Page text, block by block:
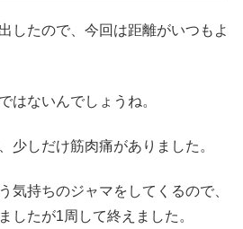
したので、今回は距離がいつもよ
はないんでしょうね。
少しだけ筋肉痛がありました。
気持ちのジャマをしてくるので、
したが1周して終えました。